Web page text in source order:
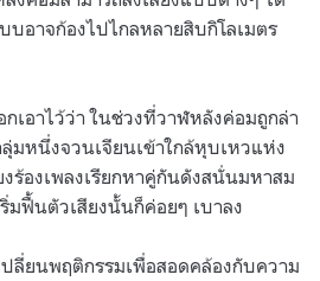
อาจก้องไปไกลหลายสิบกิโลเมตร
เอาไว้ว่า ในช่วงที่วาฬหลังค่อมถูกล่า
มหนึ่งจวนเจียนเข้าใกล้หุบเหวแห่ง
ร้องเพลงเรียกหาคู่กันดังสนั่นมหาสม
มฟื้นตัวเสียงนั้นก็ค่อยๆ เบาลง
ปลี่ยนพฤติกรรมเพื่อสอดคล้องกับความ